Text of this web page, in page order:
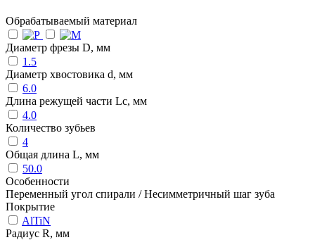
Обрабатываемый материал
Диаметр фрезы D, мм
1.5
Диаметр хвостовика d, мм
6.0
Длина режущей части Lc, мм
4.0
Количество зубьев
4
Общая длина L, мм
50.0
Особенности
Переменный угол спирали / Несимметричный шаг зуба
Покрытие
AlTiN
Радиус R, мм